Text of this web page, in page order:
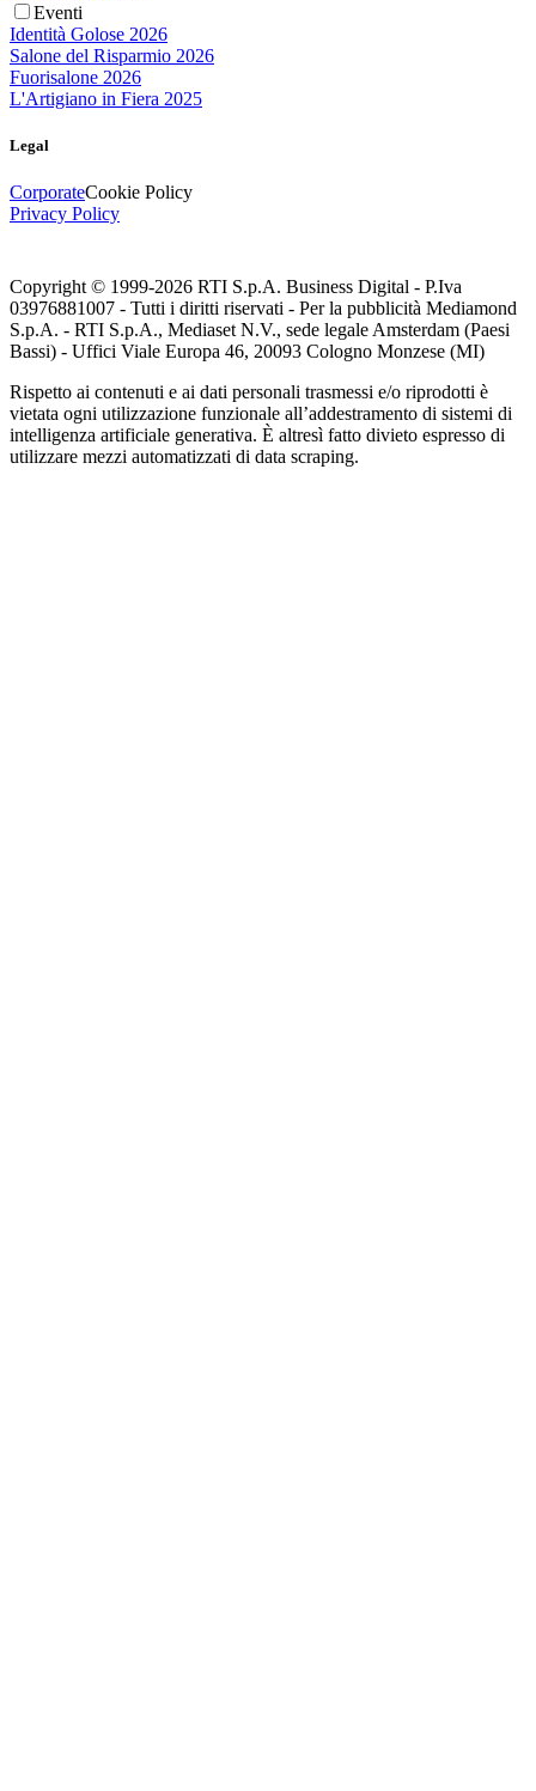
Eventi
Identità Golose 2026
Salone del Risparmio 2026
Fuorisalone 2026
L'Artigiano in Fiera 2025
Legal
CorporateCookie Policy
Privacy Policy
Copyright © 1999-2026 RTI S.p.A. Business Digital - P.Iva
03976881007 - Tutti i diritti riservati - Per la pubblicità Mediamond
S.p.A. - RTI S.p.A., Mediaset N.V., sede legale Amsterdam (Paesi
Bassi) - Uffici Viale Europa 46, 20093 Cologno Monzese (MI)
Rispetto ai contenuti e ai dati personali trasmessi e/o riprodotti è
vietata ogni utilizzazione funzionale all’addestramento di sistemi di
intelligenza artificiale generativa. È altresì fatto divieto espresso di
utilizzare mezzi automatizzati di data scraping.